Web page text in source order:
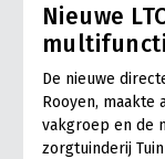
Nieuwe
De nieuwe
Rooyen, maakte
vakgroep en de
zorgtuinderij